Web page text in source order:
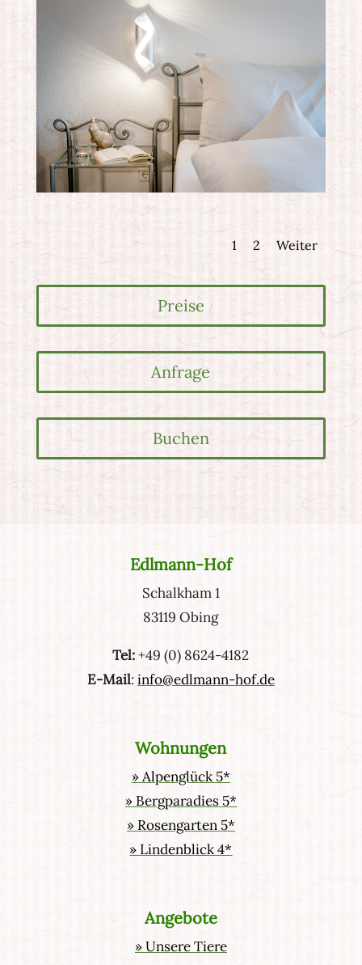
1 2 Weiter
Preise
Anfrage
Buchen
Edlmann-Hof
Schalkham 1
83119 Obing
Tel:+49 (0) 8624-4182
E-Mail: info@edlmann-hof.de
Wohnungen
» Alpenglück 5*
» Bergparadies 5*
» Rosengarten 5*
» Lindenblick 4*
Angebote
» Unsere Tiere